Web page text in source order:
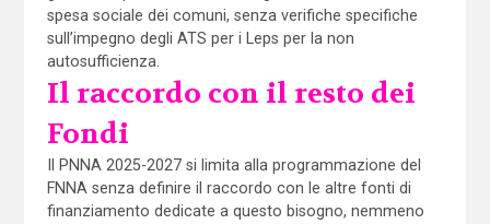
spesa sociale dei comuni, senza verifiche specifiche
sull’impegno degli ATS per i Leps per la non
autosufficienza.
Il raccordo con il resto dei
Fondi
Il PNNA 2025-2027 si limita alla programmazione del
FNNA senza definire il raccordo con le altre fonti di
finanziamento dedicate a questo bisogno, nemmeno